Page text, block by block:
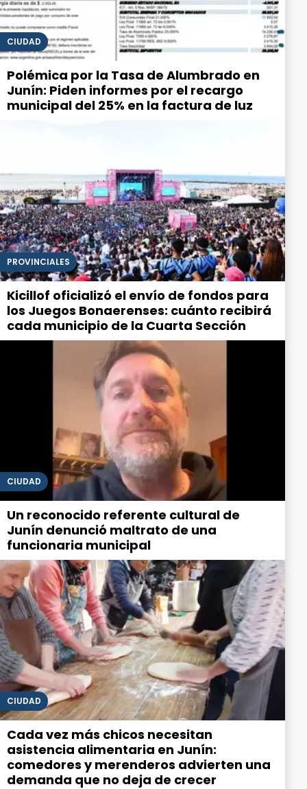
CIUDAD
Polémica por la Tasa de Alumbrado en
Junín: Piden informes por el recargo
municipal del 25% en la factura de luz
PROVINCIALES
Kicillof oficializó el envío de fondos para
los Juegos Bonaerenses: cuánto recibirá
cada municipio de la Cuarta Sección
CIUDAD
Un reconocido referente cultural de
Junín denunció maltrato de una
funcionaria municipal
CIUDAD
Cada vez más chicos necesitan
asistencia alimentaria en Junín:
comedores y merenderos advierten una
demanda que no deja de crecer